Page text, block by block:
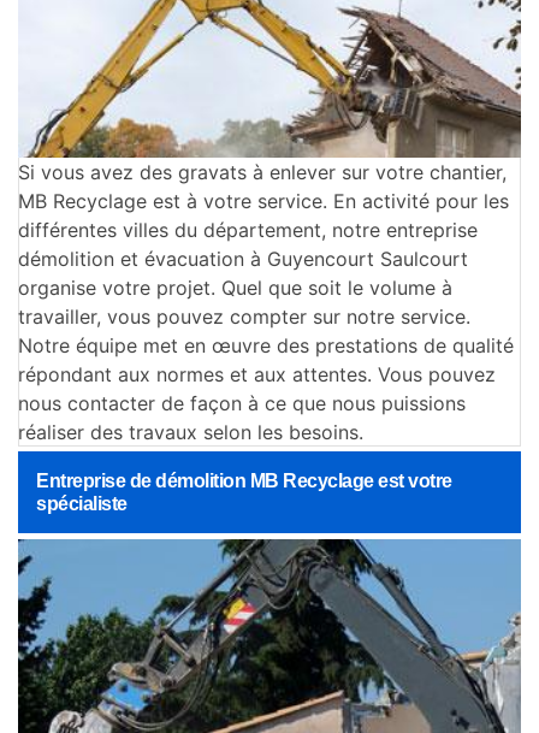
Si vous avez des gravats à enlever sur votre chantier,
MB Recyclage est à votre service. En activité pour les
différentes villes du département, notre entreprise
démolition et évacuation à Guyencourt Saulcourt
organise votre projet. Quel que soit le volume à
travailler, vous pouvez compter sur notre service.
Notre équipe met en œuvre des prestations de qualité
répondant aux normes et aux attentes. Vous pouvez
nous contacter de façon à ce que nous puissions
réaliser des travaux selon les besoins.
Entreprise de démolition MB Recyclage est votre
spécialiste